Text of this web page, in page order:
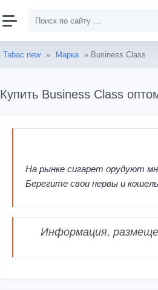
Tabac new » Марка » Business Class
Купить Business Class
На рынке сигарет орудуют
Берегите свои нервы и
Информация,